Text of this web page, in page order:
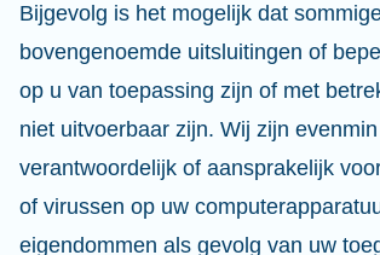
Bijgevolg is het mogelijk dat
bovengenoemde uitsluitingen of
op u van toepassing zijn of met
niet uitvoerbaar zijn. Wij zijn evenmin
verantwoordelijk of aansprakelijk
of virussen op uw
eigendommen als gevolg van uw